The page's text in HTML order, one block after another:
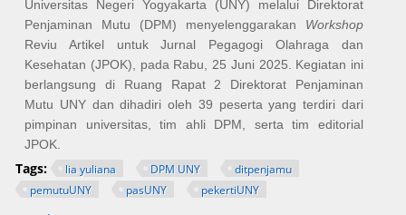
Universitas Negeri Yogyakarta (UNY) melalui Direktorat
Penjaminan Mutu (DPM) menyelenggarakan Workshop
Reviu Artikel untuk Jurnal Pegagogi Olahraga dan
Kesehatan (JPOK), pada Rabu, 25 Juni 2025. Kegiatan ini
berlangsung di Ruang Rapat 2 Direktorat Penjaminan
Mutu UNY dan dihadiri oleh 39 peserta yang terdiri dari
pimpinan universitas, tim ahli DPM, serta tim editorial
JPOK.
Tags: lia yuliana DPM UNY
ditpenjamu
pemutuUNY
pasUNY pekertiUNY